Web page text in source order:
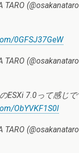
TARO
0GFSJ37GeW
TARO
ESXi 7.0って感じ
ObYVKF1S0l
TARO